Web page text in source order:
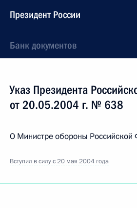
Президент России
Банк документов
Указ Президента
от 20.05.2004 г. № 638
О Министре обороны Российской
Вступил в силу с 20 мая 2004 года